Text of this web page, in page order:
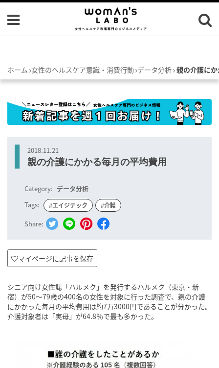
ホーム 女性のヘルスケア意識・消費行動 データ分析 親の介護に
2018.11.21
親の介護にかかる毎月の平均費用
Category: データ分析
Tags:
#エイジテック #介護
Share:
マイページに記事を保存
シニア向け女性誌「ハルメク」を発行するハルメク（東京・新
宿）が50～79歳の400名の女性を対象に行った調査で、親の介護
にかかった毎月の平均費用は約7万3000円であることが分かった。
介護対象者は「実母」が64.8％で最も多かった。